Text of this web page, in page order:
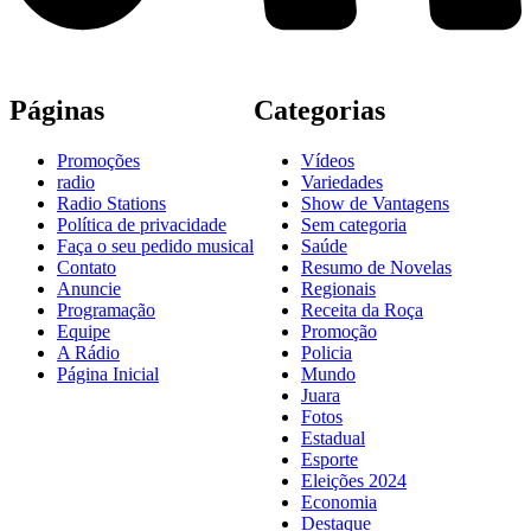
Páginas
Promoções
radio
Radio Stations
Política de privacidade
Faça o seu pedido musical
Contato
Anuncie
Programação
Equipe
A Rádio
Página Inicial
Categorias
Vídeos
Variedades
Show de Vantagens
Sem categoria
Saúde
Resumo de Novelas
Regionais
Receita da Roça
Promoção
Policia
Mundo
Juara
Fotos
Estadual
Esporte
Eleições 2024
Economia
Destaque